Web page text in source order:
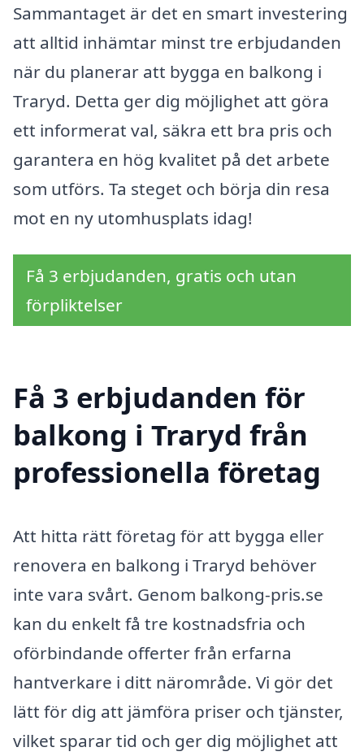
Sammantaget är det en smart investering
att alltid inhämtar minst tre erbjudanden
när du planerar att bygga en balkong i
Traryd. Detta ger dig möjlighet att göra
ett informerat val, säkra ett bra pris och
garantera en hög kvalitet på det arbete
som utförs. Ta steget och börja din resa
mot en ny utomhusplats idag!
Få 3 erbjudanden, gratis och utan
förpliktelser
Få 3 erbjudanden för
balkong i Traryd från
professionella företag
Att hitta rätt företag för att bygga eller
renovera en balkong i Traryd behöver
inte vara svårt. Genom balkong-pris.se
kan du enkelt få tre kostnadsfria och
oförbindande offerter från erfarna
hantverkare i ditt närområde. Vi gör det
lätt för dig att jämföra priser och tjänster,
vilket sparar tid och ger dig möjlighet att